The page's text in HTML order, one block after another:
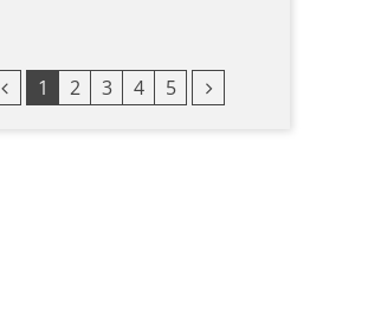
Vorherige Seite
1 2 3 4 5 Nächste Seite